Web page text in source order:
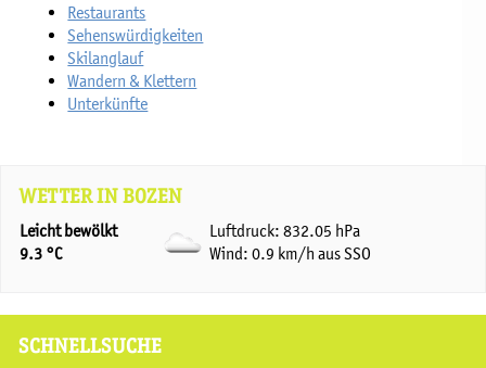
Restaurants
Sehenswürdigkeiten
Skilanglauf
Wandern & Klettern
Unterkünfte
WETTER IN BOZEN
Leicht bewölkt
9.3 °C
Luftdruck: 832.05 hPa
Wind: 0.9 km/h aus SSO
SCHNELLSUCHE